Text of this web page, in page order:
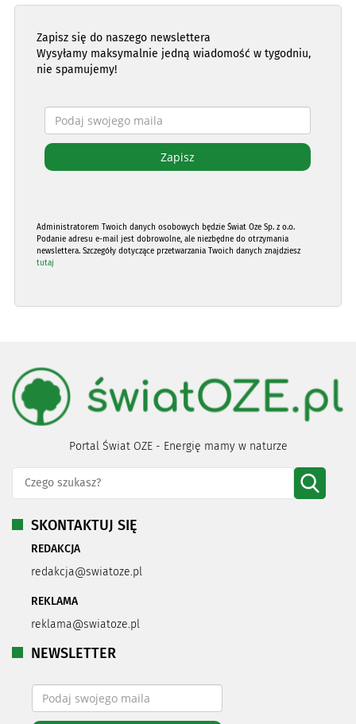
Zapisz się do naszego newslettera
Wysyłamy maksymalnie jedną wiadomość w tygodniu,
nie spamujemy!
Administratorem Twoich danych osobowych będzie Świat Oze Sp. z o.o.
Podanie adresu e-mail jest dobrowolne, ale niezbędne do otrzymania
newslettera. Szczegóły dotyczące przetwarzania Twoich danych znajdziesz
tutaj
Portal Świat OZE - Energię mamy w naturze
SKONTAKTUJ SIĘ
REDAKCJA
redakcja@swiatoze.pl
REKLAMA
reklama@swiatoze.pl
NEWSLETTER